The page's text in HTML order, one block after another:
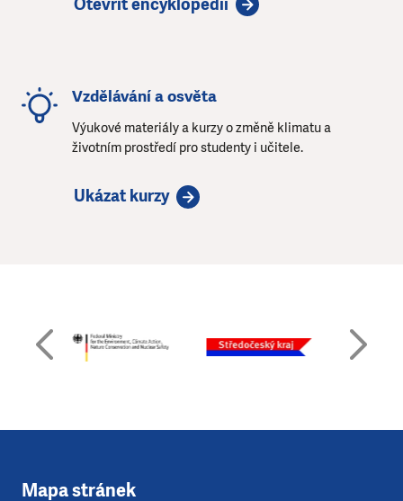
Otevřít encyklopedii
Vzdělávání a osvěta
Výukové materiály a kurzy o změně klimatu a
životním prostředí pro studenty i učitele.
Ukázat kurzy
Mapa stránek